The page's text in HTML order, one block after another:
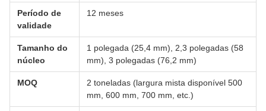
Período de
validade
12 meses
Tamanho do
núcleo
1 polegada (25,4 mm), 2,3 polegadas (58
mm), 3 polegadas (76,2 mm)
MOQ
2 toneladas (largura mista disponível 500
mm, 600 mm, 700 mm, etc.)